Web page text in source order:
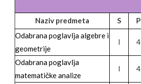
Naziv predmeta S P
Odabrana poglavlja algebre i
geometrije
I 4
Odabrana poglavlja
matematičke analize
I 4